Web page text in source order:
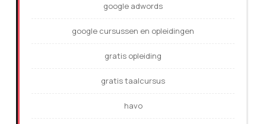
google adwords
google cursussen en opleidingen
gratis opleiding
gratis taalcursus
havo